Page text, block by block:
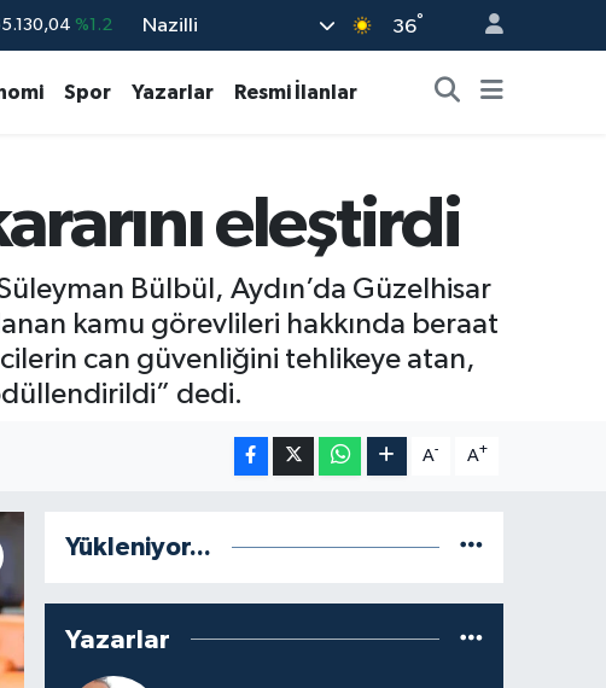
%0.17
%1.2
Nazilli 36°
Spor Yazarlar Resmi İlanlar
eleştirdi
Bülbül, Aydın’da Güzelhisar
kamu görevlileri hakkında beraat
can güvenliğini tehlikeye atan,
dedi.
A- A+
Yükleniyor...
Yazarlar